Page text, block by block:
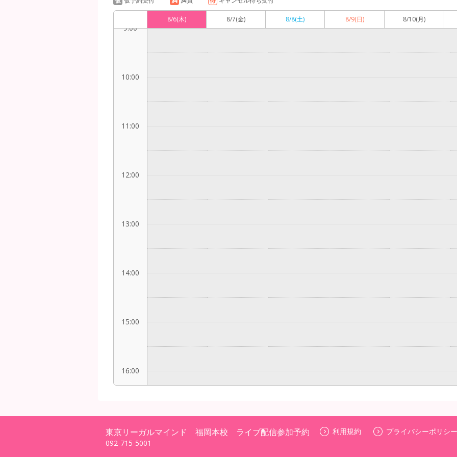
8/6(木) 8/7(金) 8/8(土) 8/9(日) 8/10(月)
9:00
10:00
11:00
12:00
13:00
14:00
15:00
16:00
17:00
東京リーガルマインド 福岡本校 ライブ配信参加予約
092-715-5001
利用規約 プライバシーポリシー